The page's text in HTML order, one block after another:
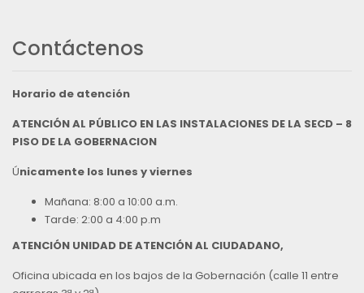
Contáctenos
Horario de atención
ATENCIÓN AL PÚBLICO EN LAS INSTALACIONES DE LA SECD – 8
PISO DE LA GOBERNACION
Únicamente los lunes y viernes
Mañana: 8:00 a 10:00 a.m.
Tarde: 2:00 a 4:00 p.m
ATENCIÓN UNIDAD DE ATENCIÓN AL CIUDADANO,
Oficina ubicada en los bajos de la Gobernación (calle 11 entre